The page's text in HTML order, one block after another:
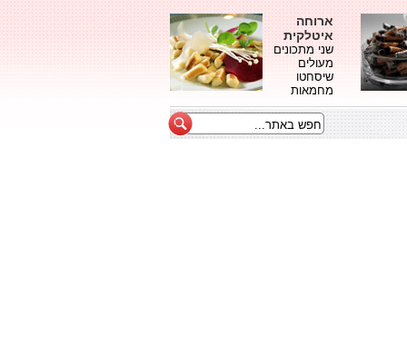
ארוחה
איטלקית
שני מתכונים
מעולים
שיסחטו
מחמאות